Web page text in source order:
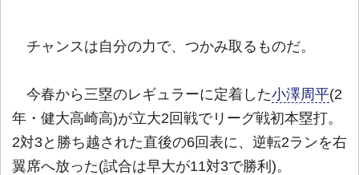
チャンスは自分の力で、つかみ取るものだ。
今春から三塁のレギュラーに定着した小澤周平(2
年・健大高崎高)が立大2回戦でリーグ戦初本塁打。
2対3と勝ち越された直後の6回表に、逆転2ランを右
翼席へ放った(試合は早大が11対3で勝利)。